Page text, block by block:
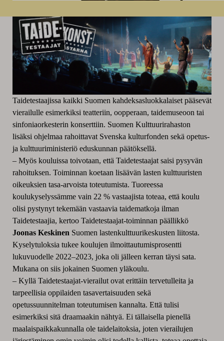
Taidetestaajissa kaikki Suomen kahdeksasluokkalaiset pääsevät
vierailulle esimerkiksi teatteriin, oopperaan, taidemuseoon tai
sinfoniaorkesterin konserttiin. Suomen Kulttuurirahaston
lisäksi ohjelmaa rahoittavat Svenska kulturfonden sekä opetus-
ja kulttuuriministeriö eduskunnan päätöksellä.
– Myös kouluissa toivotaan, että Taidetestaajat saisi pysyvän
rahoituksen. Toiminnan koetaan lisäävän lasten kulttuuristen
oikeuksien tasa-arvoista toteutumista. Tuoreessa
koulukyselyssämme vain 22 % vastaajista toteaa, että koulu
olisi pystynyt tekemään vastaavia taidematkoja ilman
Taidetestaajia, kertoo Taidetestaajat-toiminnan päällikkö
Joonas Keskinen Suomen lastenkulttuurikeskusten liitosta.
Kyselytuloksia tukee koulujen ilmoittautumisprosentti
lukuvuodelle 2022–2023, joka oli jälleen kerran täysi sata.
Mukana on siis jokainen Suomen yläkoulu.
– Kyllä Taidetestaajat-vierailut ovat erittäin tervetulleita ja
tarpeellisia oppilaiden tasavertaisuuden sekä
opetussuunnitelman toteutumisen kannalta. Että tulisi
esimerkiksi sitä draamaakin nähtyä. Ei tällaisella pienellä
maalaispaikkakunnalla ole taidelaitoksia, joten vierailujen